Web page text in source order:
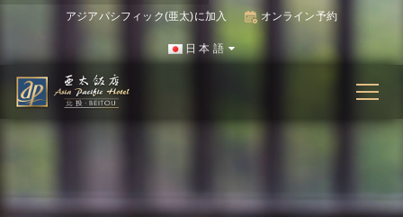
アジアパシフィック(亜太)に加入 オンライン予約
日 本 語